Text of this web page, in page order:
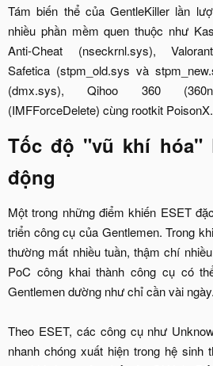
Tám biến thể của GentleKiller lần
nhiều phần mềm quen thuộc như
Anti-Cheat (nseckrnl.sys),
Safetica (stpm_old.sys và
(dmx.sys), Qihoo 360
(IMFForceDelete) cùng rootkit PoisonX.​
Tốc độ "vũ khí hóa"
động​
Một trong những điểm khiến ESET
triển công cụ của Gentlemen. Trong
thường mất nhiều tuần, thậm chí
PoC công khai thành công cụ có
Gentlemen dường như chỉ cần vài ngày.
Theo ESET, các công cụ như
nhanh chóng xuất hiện trong hệ sinh